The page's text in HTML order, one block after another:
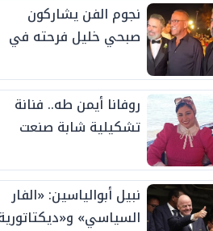
نجوم الفن يشاركون
صبحي خليل فرحته في
روفانا أيمن طه.. فنانة
تشكيلية شابة صنعت
الجوائز منذ الصغر
نبيل أبوالياسين: «الفار
السياسي»